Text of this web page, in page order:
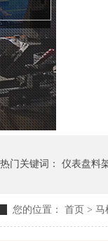
热门关键词： 仪表盘料
您的位置： 首页 > 马